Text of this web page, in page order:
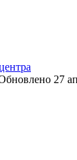
27